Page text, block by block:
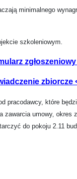
minimalnego
szkoleniowym.
zgłoszeniowy
zbiorcze
pracodawcy, które
umowy, okres
do pokoju 2.11